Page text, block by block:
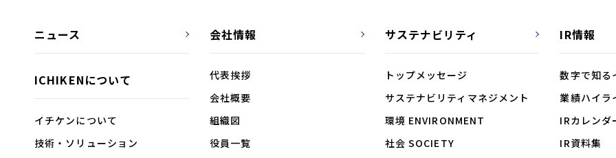
ニュース
ICHIKENについて
イチケンについて
技術・ソリューション
会社情報
代表挨拶
会社概要
組織図
役員一覧
サステナビリティ
トップメッセージ
サステナビリティ マネジメント
環境 ENVIRONMENT
社会 SOCIETY
IR情報
数字で知る
業績ハイラ
IRカレンダ
IR資料集